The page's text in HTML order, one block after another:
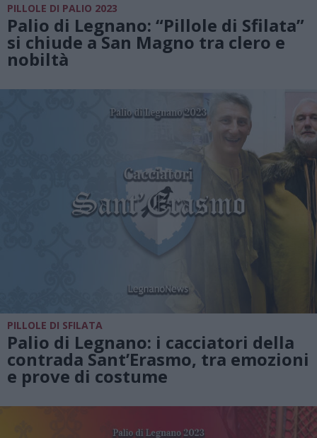
PILLOLE DI PALIO 2023
Palio di Legnano: “Pillole di Sfilata”
si chiude a San Magno tra clero e
nobiltà
PILLOLE DI SFILATA
Palio di Legnano: i cacciatori della
contrada Sant’Erasmo, tra emozioni
e prove di costume